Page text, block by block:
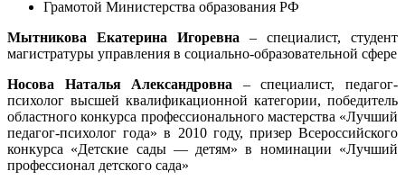
Грамотой Министерства образования РФ
Мытникова Екатерина Игоревна – специалист, студент
магистратуры управления в социально-образовательной сфере
Носова Наталья Александровна – специалист, педагог-
психолог высшей квалификационной категории, победитель
областного конкурса профессионального мастерства «Лучший
педагог-психолог года» в 2010 году, призер Всероссийского
конкурса «Детские сады — детям» в номинации «Лучший
профессионал детского сада»